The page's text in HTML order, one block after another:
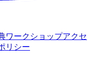
ワークショップアクセ
リシー